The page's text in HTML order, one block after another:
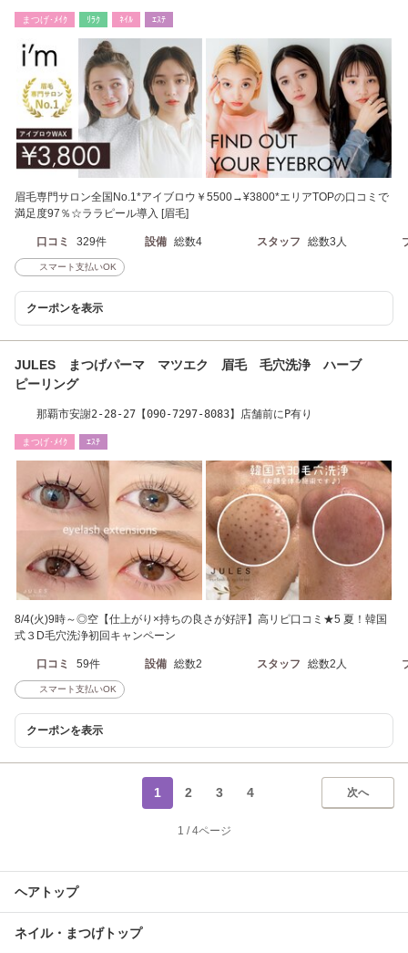
まつげ･ﾒｲｸ ﾘﾗｸ ﾈｲﾙ ｴｽﾃ
眉毛専門サロン全国No.1*アイブロウ￥5500→¥3800*エリアTOPの口コミで
満足度97％☆ララピール導入 [眉毛]
口コミ 329件 設備 総数4 スタッフ 総数3人
スマート支払いOK
クーポンを表示
JULES まつげパーマ マツエク 眉毛 毛穴洗浄 ハーブ
ピーリング
那覇市安謝2-28-27【090-7297-8083】店舗前にP有り
まつげ･ﾒｲｸ ｴｽﾃ
8/4(火)9時～◎空【仕上がり×持ちの良さが好評】高リピ口コミ★5 夏！韓国
式３D毛穴洗浄初回キャンペーン
口コミ 59件 設備 総数2 スタッフ 総数2人
スマート支払いOK
クーポンを表示
次へ
1 2 3 4
1 / 4ページ
ヘアトップ
ネイル・まつげトップ